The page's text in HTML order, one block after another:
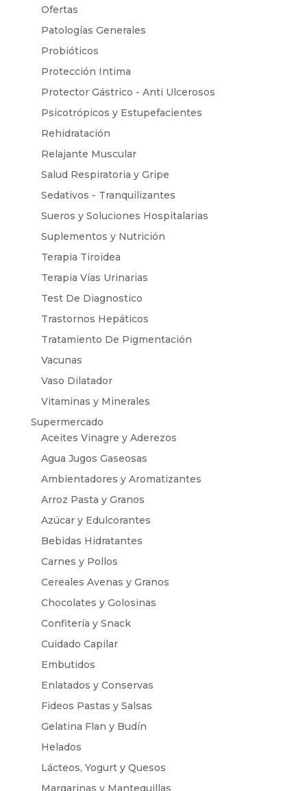
Ofertas
Patologías Generales
Probióticos
Protección Intima
Protector Gástrico - Anti Ulcerosos
Psicotrópicos y Estupefacientes
Rehidratación
Relajante Muscular
Salud Respiratoria y Gripe
Sedativos - Tranquilizantes
Sueros y Soluciones Hospitalarias
Suplementos y Nutrición
Terapia Tiroidea
Terapia Vías Urinarias
Test De Diagnostico
Trastornos Hepáticos
Tratamiento De Pigmentación
Vacunas
Vaso Dilatador
Vitaminas y Minerales
Supermercado
Aceites Vinagre y Aderezos
Agua Jugos Gaseosas
Ambientadores y Aromatizantes
Arroz Pasta y Granos
Azúcar y Edulcorantes
Bebidas Hidratantes
Carnes y Pollos
Cereales Avenas y Granos
Chocolates y Golosinas
Confitería y Snack
Cuidado Capilar
Embutidos
Enlatados y Conservas
Fideos Pastas y Salsas
Gelatina Flan y Budín
Helados
Lácteos, Yogurt y Quesos
Margarinas y Mantequillas